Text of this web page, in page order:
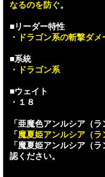
なるのを防ぐ。
■リーダー特性
・ドラゴン系の斬撃ダ
■系統
・ドラゴン系
■ウェイト
・１８
「亜魔色アンルシア（
「 魔夏姫アンルシア（ラ
「魔夏姫アンルシア（
認ください。